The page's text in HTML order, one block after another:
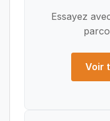
Essayez
Voir